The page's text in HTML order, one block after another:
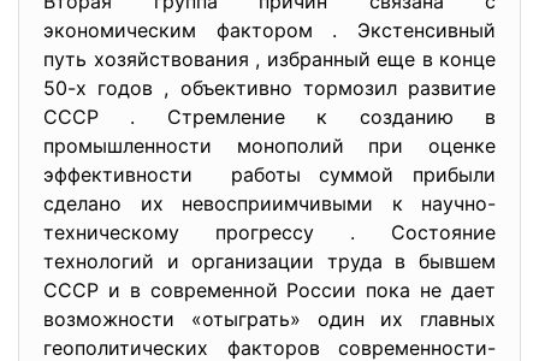
экономическим фактором . Экстенсивный
путь хозяйствования , избранный еще в конце
50-х годов , объективно тормозил развитие
СССР . Стремление к созданию в
промышленности монополий при оценке
эффективности работы суммой прибыли
сделано их невосприимчивыми к научно-
техническому прогрессу . Состояние
технологий и организации труда в бывшем
СССР и в современной России пока не дает
возможности «отыграть» один их главных
геополитических факторов современности-